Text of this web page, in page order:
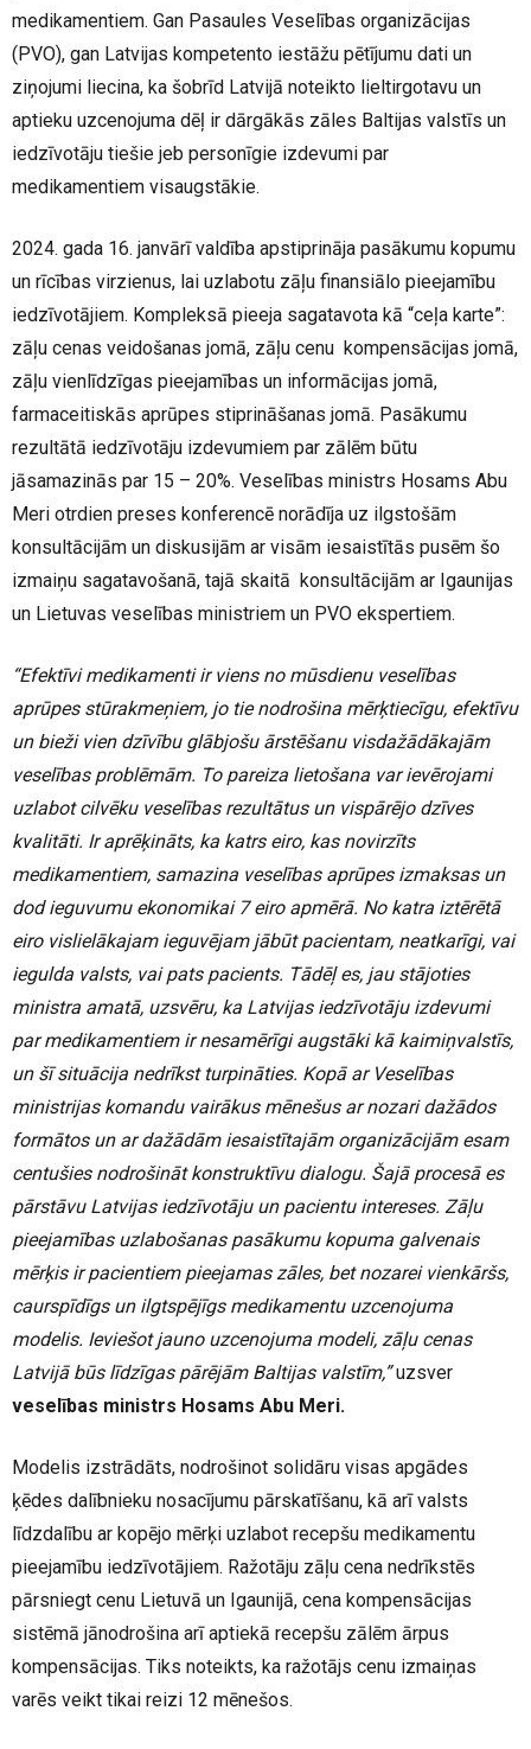
medikamentiem. Gan Pasaules Veselības organizācijas
(PVO), gan Latvijas kompetento iestāžu pētījumu dati un
ziņojumi liecina, ka šobrīd Latvijā noteikto lieltirgotavu un
aptieku uzcenojuma dēļ ir dārgākās zāles Baltijas valstīs un
iedzīvotāju tiešie jeb personīgie izdevumi par
medikamentiem visaugstākie.
2024. gada 16. janvārī valdība apstiprināja pasākumu kopumu
un rīcības virzienus, lai uzlabotu zāļu finansiālo pieejamību
iedzīvotājiem. Kompleksā pieeja sagatavota kā “ceļa karte”:
zāļu cenas veidošanas jomā, zāļu cenu kompensācijas jomā,
zāļu vienlīdzīgas pieejamības un informācijas jomā,
farmaceitiskās aprūpes stiprināšanas jomā. Pasākumu
rezultātā iedzīvotāju izdevumiem par zālēm būtu
jāsamazinās par 15 – 20%. Veselības ministrs Hosams Abu
Meri otrdien preses konferencē norādīja uz ilgstošām
konsultācijām un diskusijām ar visām iesaistītās pusēm šo
izmaiņu sagatavošanā, tajā skaitā konsultācijām ar Igaunijas
un Lietuvas veselības ministriem un PVO ekspertiem.
“Efektīvi medikamenti ir viens no mūsdienu veselības
aprūpes stūrakmeņiem, jo tie nodrošina mērķtiecīgu, efektīvu
un bieži vien dzīvību glābjošu ārstēšanu visdažādākajām
veselības problēmām. To pareiza lietošana var ievērojami
uzlabot cilvēku veselības rezultātus un vispārējo dzīves
kvalitāti. Ir aprēķināts, ka katrs eiro, kas novirzīts
medikamentiem, samazina veselības aprūpes izmaksas un
dod ieguvumu ekonomikai 7 eiro apmērā. No katra iztērētā
eiro vislielākajam ieguvējam jābūt pacientam, neatkarīgi, vai
iegulda valsts, vai pats pacients. Tādēļ es, jau stājoties
ministra amatā, uzsvēru, ka Latvijas iedzīvotāju izdevumi
par medikamentiem ir nesamērīgi augstāki kā kaimiņvalstīs,
un šī situācija nedrīkst turpināties. Kopā ar Veselības
ministrijas komandu vairākus mēnešus ar nozari dažādos
formātos un ar dažādām iesaistītajām organizācijām esam
centušies nodrošināt konstruktīvu dialogu. Šajā procesā es
pārstāvu Latvijas iedzīvotāju un pacientu intereses. Zāļu
pieejamības uzlabošanas pasākumu kopuma galvenais
mērķis ir pacientiem pieejamas zāles, bet nozarei vienkāršs,
caurspīdīgs un ilgtspējīgs medikamentu uzcenojuma
modelis. Ieviešot jauno uzcenojuma modeli, zāļu cenas
Latvijā būs līdzīgas pārējām Baltijas valstīm,”uzsver
veselības ministrs Hosams Abu Meri.
Modelis izstrādāts, nodrošinot solidāru visas apgādes
ķēdes dalībnieku nosacījumu pārskatīšanu, kā arī valsts
līdzdalību ar kopējo mērķi uzlabot recepšu medikamentu
pieejamību iedzīvotājiem. Ražotāju zāļu cena nedrīkstēs
pārsniegt cenu Lietuvā un Igaunijā, cena kompensācijas
sistēmā jānodrošina arī aptiekā recepšu zālēm ārpus
kompensācijas. Tiks noteikts, ka ražotājs cenu izmaiņas
varēs veikt tikai reizi 12 mēnešos.